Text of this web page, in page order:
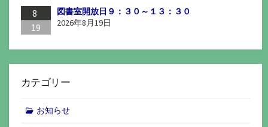
8
19
図書室開放日９：３０～１３：３０
2026年8月19日
カテゴリー
お知らせ